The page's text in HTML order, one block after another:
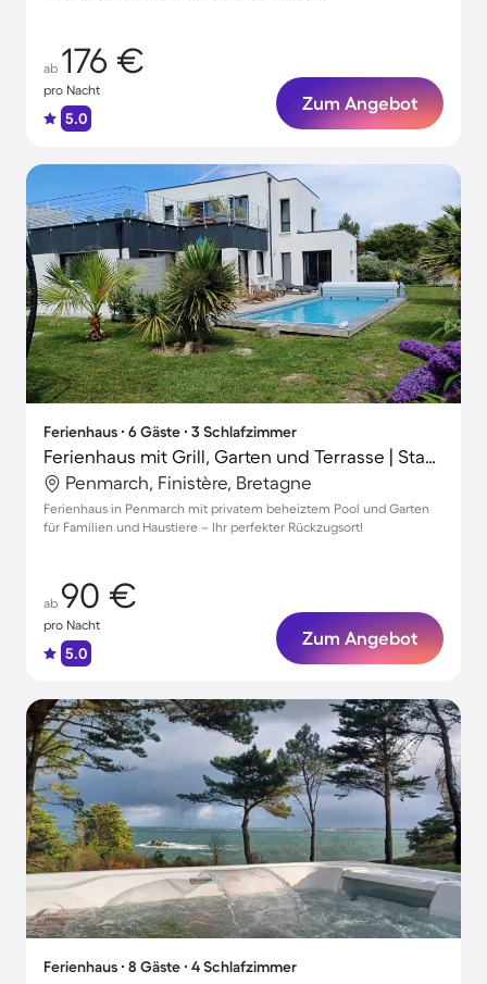
ab 176 €
pro Nacht
5.0
Zum Angebot
Ferienhaus ∙ 6 Gäste ∙ 3 Schlafzimmer
Ferienhaus mit Grill, Garten und Terrasse | Stadtblick
Penmarch, Finistère, Bretagne
Ferienhaus in Penmarch mit privatem beheiztem Pool und Garten
für Familien und Haustiere – Ihr perfekter Rückzugsort!
ab 90 €
pro Nacht
5.0
Zum Angebot
Ferienhaus ∙ 8 Gäste ∙ 4 Schlafzimmer